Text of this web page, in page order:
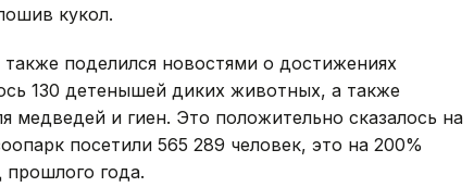
кукол.
поделился новостями о достижениях
130 детенышей диких животных, а также
медведей и гиен. Это положительно сказалось на
посетили 565 289 человек, это на 200%
года.